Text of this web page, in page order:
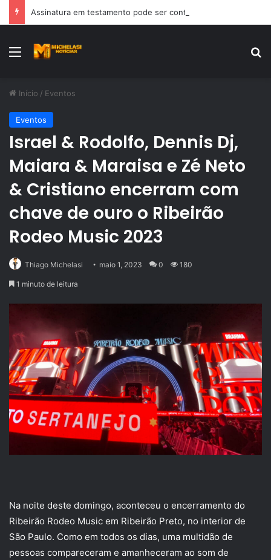
Assinatura em testamento pode ser contestada?
Menu
Início / Eventos
Eventos
Israel & Rodolfo, Dennis Dj,
Maiara & Maraisa e Zé Neto
& Cristiano encerram com
chave de ouro o Ribeirão
Rodeo Music 2023
Thiago Michelasi maio 1, 2023 0 180
1 minuto de leitura
Na noite deste domingo, aconteceu o encerramento do
Ribeirão Rodeo Music em Ribeirão Preto, no interior de
São Paulo. Como em todos os dias, uma multidão de
pessoas compareceram e amanheceram ao som de